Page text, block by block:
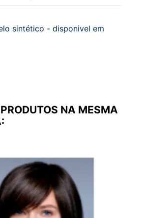
sintético - disponivel em
NA MESMA